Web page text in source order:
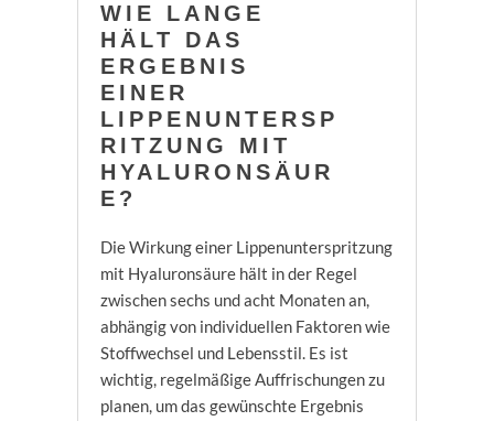
WIE LANGE
HÄLT DAS
ERGEBNIS
EINER
LIPPENUNTERSP
RITZUNG MIT
HYALURONSÄUR
E?
Die Wirkung einer Lippenunterspritzung
mit Hyaluronsäure hält in der Regel
zwischen sechs und acht Monaten an,
abhängig von individuellen Faktoren wie
Stoffwechsel und Lebensstil. Es ist
wichtig, regelmäßige Auffrischungen zu
planen, um das gewünschte Ergebnis